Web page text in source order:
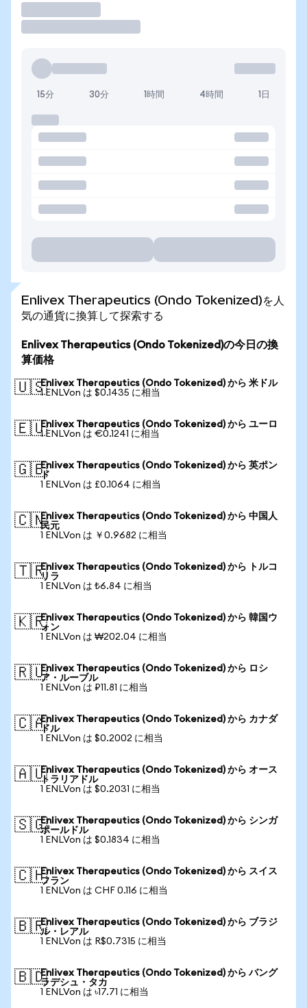
15分 30分 1時間 4時間 1日
Enlivex Therapeutics (Ondo Tokenized)を人
気の通貨に換算して探索する
Enlivex Therapeutics (Ondo Tokenized)の今日の換
算価格
🇺🇸Enlivex Therapeutics (Ondo Tokenized) から 米ドル
1 ENLVon は $0.1435 に相当
🇪🇺Enlivex Therapeutics (Ondo Tokenized) から ユーロ
1 ENLVon は €0.1241 に相当
🇬🇧Enlivex Therapeutics (Ondo Tokenized) から 英ポン
ド
1 ENLVon は £0.1064 に相当
🇨🇳Enlivex Therapeutics (Ondo Tokenized) から 中国人
民元
1 ENLVon は ￥0.9682 に相当
🇹🇷Enlivex Therapeutics (Ondo Tokenized) から トルコ
リラ
1 ENLVon は ₺6.84 に相当
🇰🇷Enlivex Therapeutics (Ondo Tokenized) から 韓国ウ
ォン
1 ENLVon は ₩202.04 に相当
🇷🇺Enlivex Therapeutics (Ondo Tokenized) から ロシ
ア・ルーブル
1 ENLVon は ₽11.81 に相当
🇨🇦Enlivex Therapeutics (Ondo Tokenized) から カナダ
ドル
1 ENLVon は $0.2002 に相当
🇦🇺Enlivex Therapeutics (Ondo Tokenized) から オース
トラリアドル
1 ENLVon は $0.2031 に相当
🇸🇬Enlivex Therapeutics (Ondo Tokenized) から シンガ
ポールドル
1 ENLVon は $0.1834 に相当
🇨🇭Enlivex Therapeutics (Ondo Tokenized) から スイス
フラン
1 ENLVon は CHF 0.116 に相当
🇧🇷Enlivex Therapeutics (Ondo Tokenized) から ブラジ
ル・レアル
1 ENLVon は R$0.7315 に相当
🇧🇩Enlivex Therapeutics (Ondo Tokenized) から バング
ラデシュ・タカ
1 ENLVon は ৳17.71 に相当